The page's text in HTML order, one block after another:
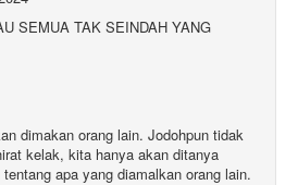
SEMUA TAK SEINDAH YANG
dimakan orang lain. Jodohpun tidak
kelak, kita hanya akan ditanya
apa yang diamalkan orang lain.